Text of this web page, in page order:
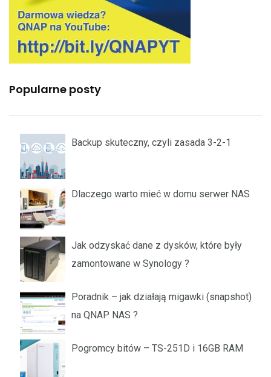
Popularne posty
Backup skuteczny, czyli zasada 3-2-1
Dlaczego warto mieć w domu serwer NAS
Jak odzyskać dane z dysków, które były
zamontowane w Synology ?
Poradnik – jak działają migawki (snapshot)
na QNAP NAS ?
Pogromcy bitów – TS-251D i 16GB RAM